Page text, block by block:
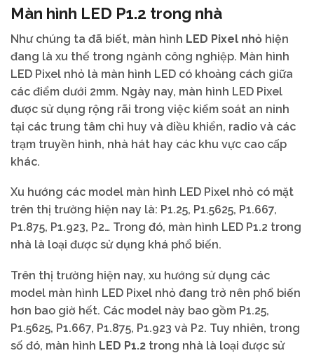
Màn hình LED P1.2 trong nhà
Như chúng ta đã biết, màn hình LED Pixel nhỏ hiện
đang là xu thế trong ngành công nghiệp. Màn hình
LED Pixel nhỏ là màn hình LED có khoảng cách giữa
các điểm dưới 2mm. Ngày nay, màn hình LED Pixel
được sử dụng rộng rãi trong việc kiểm soát an ninh
tại các trung tâm chỉ huy và điều khiển, radio và các
trạm truyền hình, nhà hát hay các khu vực cao cấp
khác.
Xu hướng các model màn hình LED Pixel nhỏ có mặt
trên thị trường hiện nay là: P1.25, P1.5625, P1.667,
P1.875, P1.923, P2… Trong đó, màn hình LED P1.2 trong
nhà là loại được sử dụng khá phổ biến.
Trên thị trường hiện nay, xu hướng sử dụng các
model màn hình LED Pixel nhỏ đang trở nên phổ biến
hơn bao giờ hết. Các model này bao gồm P1.25,
P1.5625, P1.667, P1.875, P1.923 và P2. Tuy nhiên, trong
số đó, màn hình LED P1.2 trong nhà là loại được sử